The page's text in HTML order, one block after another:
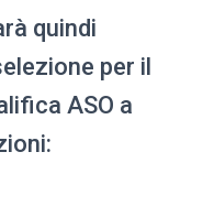
quindi
per il
ASO a